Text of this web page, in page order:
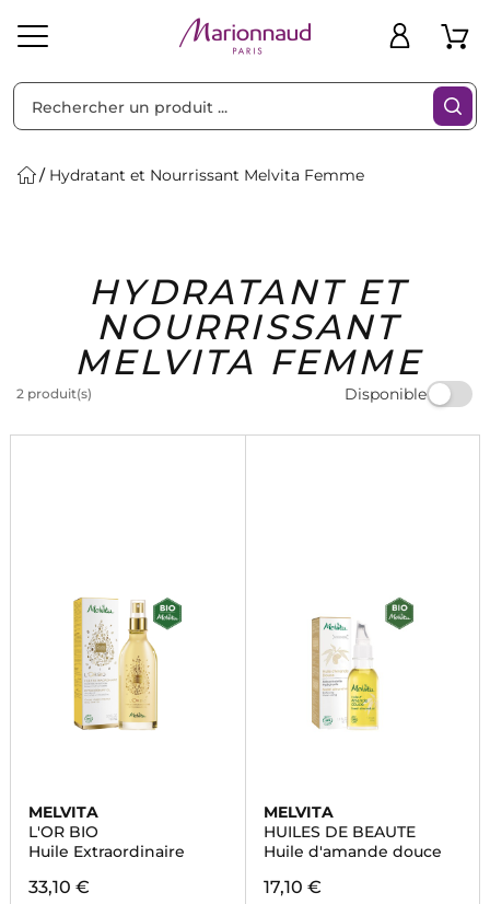
Solaire Homme Marques Idées
Cadeaux
Bons
Plans
Hydratant et Nourrissant Melvita Femme
HYDRATANT ET
NOURRISSANT
MELVITA FEMME
2 produit(s) Disponible
Filtres
MELVITA
L'OR BIO
Huile Extraordinaire
33,10 €
MELVITA
HUILES DE BEAUTE
Huile d'amande douce
17,10 €